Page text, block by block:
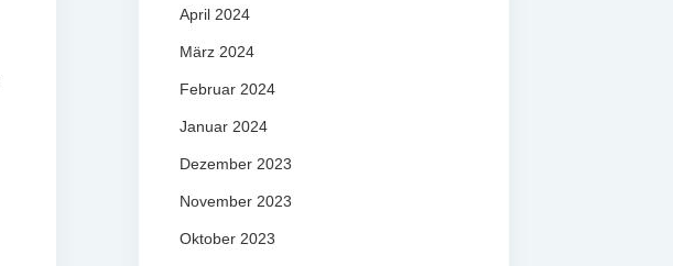
April 2024
März 2024
Februar 2024
Januar 2024
Dezember 2023
November 2023
Oktober 2023